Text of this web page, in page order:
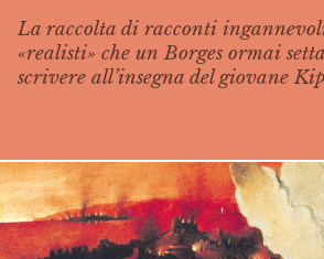
La raccolta di racconti
«realisti» che un Borges ormai
scrivere all’insegna del giovane